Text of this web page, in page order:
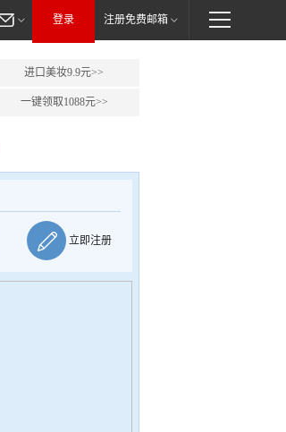
登录 注册免费邮箱
进口美妆9.9元>>
一键领取1088元>>
立即注册